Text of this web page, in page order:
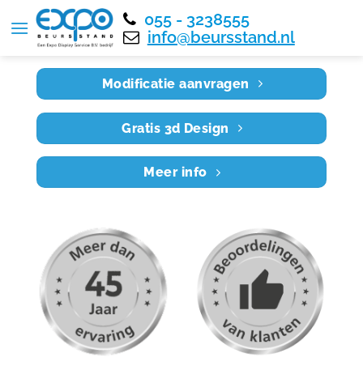
055 - 3238555
info@beursstand.nl
Home RE6X4 046
Modificatie aanvragen
Gratis 3d Design
Meer info